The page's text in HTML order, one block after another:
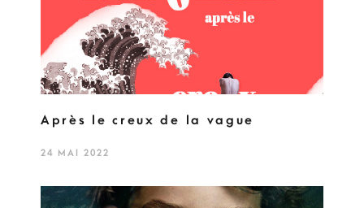
Après le creux de la vague
24 MAI 2022